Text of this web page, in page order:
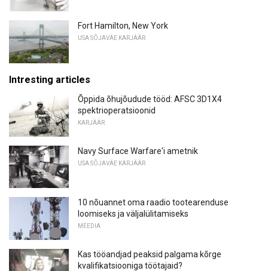
Fort Hamilton, New York
USA SÕJAVÄE KARJÄÄR
Intresting articles
Õppida õhujõudude tööd: AFSC 3D1X4
spektrioperatsioonid
KARJÄÄR
Navy Surface Warfare'i ametnik
USA SÕJAVÄE KARJÄÄR
10 nõuannet oma raadio tootearenduse
loomiseks ja väljalülitamiseks
MEEDIA
Kas tööandjad peaksid palgama kõrge
kvalifikatsiooniga töötajaid?